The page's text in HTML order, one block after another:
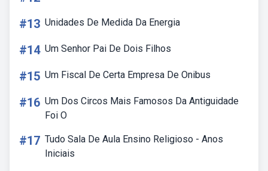
#13 Unidades De Medida Da Energia
#14 Um Senhor Pai De Dois Filhos
#15 Um Fiscal De Certa Empresa De Onibus
#16 Um Dos Circos Mais Famosos Da Antiguidade
Foi O
#17 Tudo Sala De Aula Ensino Religioso - Anos
Iniciais